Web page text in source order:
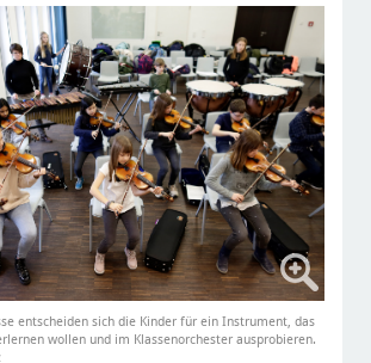
entscheiden sich die Kinder für ein Instrument, das
wollen und im Klassenorchester ausprobieren.